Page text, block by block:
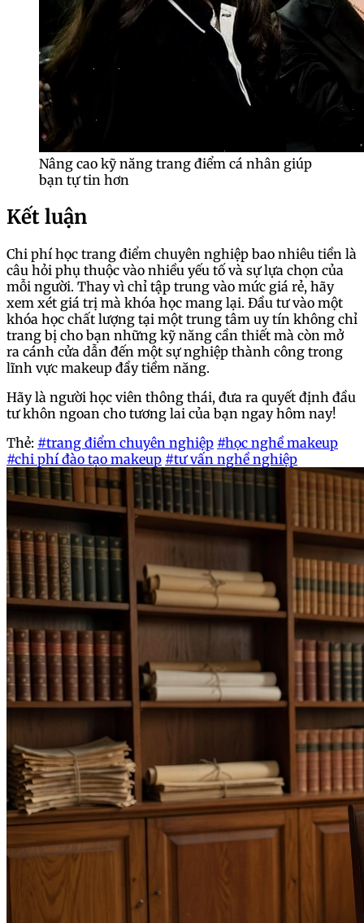
Nâng cao kỹ năng trang điểm cá nhân giúp
bạn tự tin hơn
Kết luận
Chi phí học trang điểm chuyên nghiệp bao nhiêu tiền là
câu hỏi phụ thuộc vào nhiều yếu tố và sự lựa chọn của
mỗi người. Thay vì chỉ tập trung vào mức giá rẻ, hãy
xem xét giá trị mà khóa học mang lại. Đầu tư vào một
khóa học chất lượng tại một trung tâm uy tín không chỉ
trang bị cho bạn những kỹ năng cần thiết mà còn mở
ra cánh cửa dẫn đến một sự nghiệp thành công trong
lĩnh vực makeup đầy tiềm năng.
Hãy là người học viên thông thái, đưa ra quyết định đầu
tư khôn ngoan cho tương lai của bạn ngay hôm nay!
Thẻ: #trang điểm chuyên nghiệp #học nghề makeup
#chi phí đào tạo makeup #tư vấn nghề nghiệp